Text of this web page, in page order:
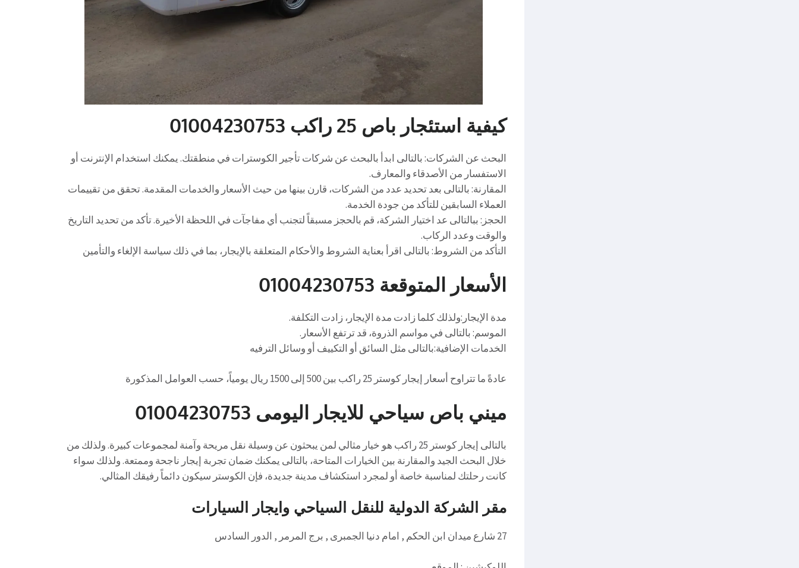
كيفية استئجار باص 25 راكب 01004230753
البحث عن الشركات: بالتالى ابدأ بالبحث عن شركات تأجير الكوسترات في منطقتك. يمكنك استخدام الإنترنت أو
الاستفسار من الأصدقاء والمعارف.
المقارنة: بالتالى بعد تحديد عدد من الشركات، قارن بينها من حيث الأسعار والخدمات المقدمة. تحقق من تقييمات
العملاء السابقين للتأكد من جودة الخدمة.
الحجز: ببالتالى عد اختيار الشركة، قم بالحجز مسبقاً لتجنب أي مفاجآت في اللحظة الأخيرة. تأكد من تحديد التاريخ
والوقت وعدد الركاب.
التأكد من الشروط: بالتالى اقرأ بعناية الشروط والأحكام المتعلقة بالإيجار، بما في ذلك سياسة الإلغاء والتأمين
الأسعار المتوقعة 01004230753
مدة الإيجار:ولذلك كلما زادت مدة الإيجار، زادت التكلفة.
الموسم: بالتالى في مواسم الذروة، قد ترتفع الأسعار.
الخدمات الإضافية:بالتالى مثل السائق أو التكييف أو وسائل الترفيه
عادةً ما تتراوح أسعار إيجار كوستر 25 راكب بين 500 إلى 1500 ريال يومياً، حسب العوامل المذكورة
ميني باص سياحي للايجار اليومى 01004230753
بالتالى إيجار كوستر 25 راكب هو خيار مثالي لمن يبحثون عن وسيلة نقل مريحة وآمنة لمجموعات كبيرة. ولذلك من
خلال البحث الجيد والمقارنة بين الخيارات المتاحة، بالتالى يمكنك ضمان تجربة إيجار ناجحة وممتعة. ولذلك سواء
كانت رحلتك لمناسبة خاصة أو لمجرد استكشاف مدينة جديدة، فإن الكوستر سيكون دائماً رفيقك المثالي.
مقر الشركة الدولية للنقل السياحي وايجار السيارات
27 شارع ميدان ابن الحكم , امام دنيا الجمبرى , برج المرمر , الدور السادس